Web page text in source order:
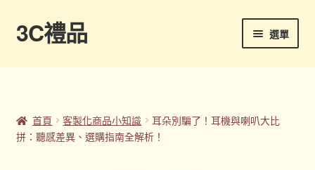
跳
至
跳
至
容
3C禮品 選單
Sample Page
首頁 客製化商品小知識
耳朵別騙了！耳機與喇叭大比
拼：聽感差異、選購指南全解析！